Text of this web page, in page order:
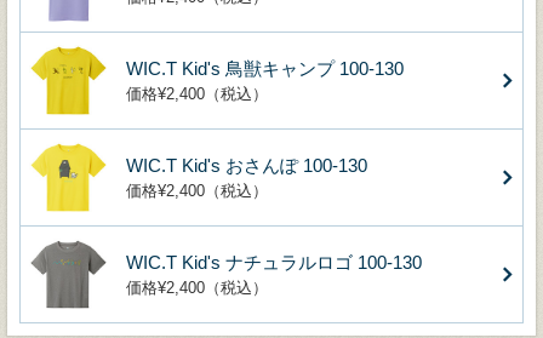
WIC.T Kid's 鳥獣キャンプ 100-130
価格¥2,400（税込）
WIC.T Kid's おさんぽ 100-130
価格¥2,400（税込）
WIC.T Kid's ナチュラルロゴ 100-130
価格¥2,400（税込）